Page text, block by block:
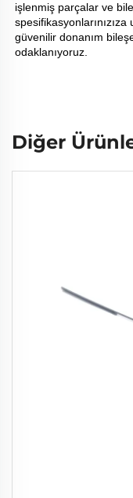
işlenmiş parçalar ve
güvenilir donanım
odaklanıyoruz.
Diğer